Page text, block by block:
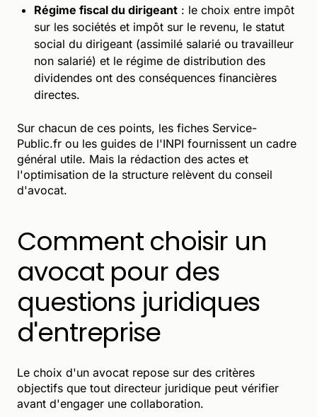
Régime fiscal du dirigeant : le choix entre impôt
sur les sociétés et impôt sur le revenu, le statut
social du dirigeant (assimilé salarié ou travailleur
non salarié) et le régime de distribution des
dividendes ont des conséquences financières
directes.
Sur chacun de ces points, les fiches Service-
Public.fr ou les guides de l'INPI fournissent un cadre
général utile. Mais la rédaction des actes et
l'optimisation de la structure relèvent du conseil
d'avocat.
Comment choisir un
avocat pour des
questions juridiques
d'entreprise
Le choix d'un avocat repose sur des critères
objectifs que tout directeur juridique peut vérifier
avant d'engager une collaboration.